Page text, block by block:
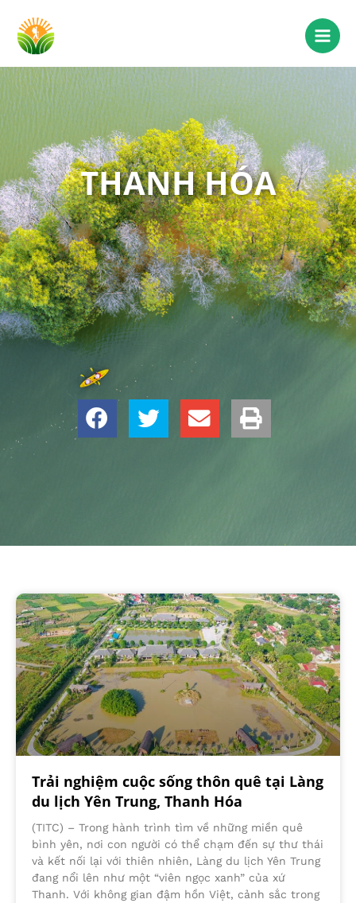
THANH HÓA
Trải nghiệm cuộc sống thôn quê tại Làng
du lịch Yên Trung, Thanh Hóa
(TITC) – Trong hành trình tìm về những miền quê
bình yên, nơi con người có thể chạm đến sự thư thái
và kết nối lại với thiên nhiên, Làng du lịch Yên Trung
đang nổi lên như một “viên ngọc xanh” của xứ
Thanh. Với không gian đậm hồn Việt, cảnh sắc trong